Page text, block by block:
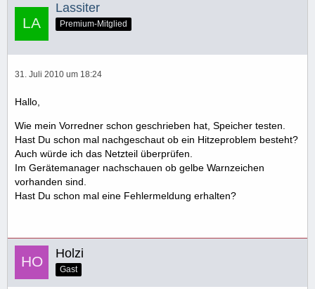
Lassiter
Premium-Mitglied
31. Juli 2010 um 18:24
Hallo,
Wie mein Vorredner schon geschrieben hat, Speicher testen.
Hast Du schon mal nachgeschaut ob ein Hitzeproblem besteht?
Auch würde ich das Netzteil überprüfen.
Im Gerätemanager nachschauen ob gelbe Warnzeichen
vorhanden sind.
Hast Du schon mal eine Fehlermeldung erhalten?
Holzi
Gast